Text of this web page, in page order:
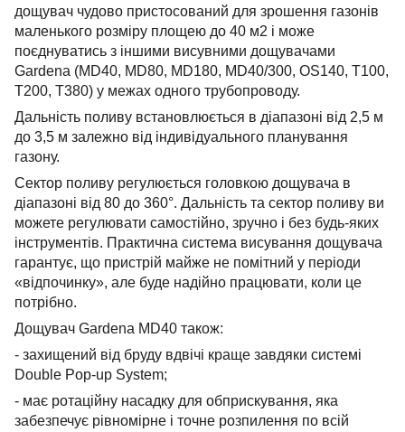
дощувач чудово пристосований для зрошення газонів
маленького розміру площею до 40 м2 і може
поєднуватись з іншими висувними дощувачами
Gardena (MD40, MD80, MD180, MD40/300, OS140, T100,
T200, T380) у межах одного трубопроводу.
Дальність поливу встановлюється в діапазоні від 2,5 м
до 3,5 м залежно від індивідуального планування
газону.
Сектор поливу регулюється головкою дощувача в
діапазоні від 80 до 360°. Дальність та сектор поливу ви
можете регулювати самостійно, зручно і без будь-яких
інструментів. Практична система висування дощувача
гарантує, що пристрій майже не помітний у періоди
«відпочинку», але буде надійно працювати, коли це
потрібно.
Дощувач Gardena MD40 також:
- захищений від бруду вдвічі краще завдяки системі
Double Pop-up System;
- має ротаційну насадку для обприскування, яка
забезпечує рівномірне і точне розпилення по всій